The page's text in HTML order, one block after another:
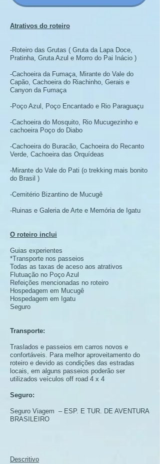
Atrativos do roteiro
-Roteiro das Grutas ( Gruta da Lapa Doce,
Pratinha, Gruta Azul e Morro do Pai Inácio )
-Cachoeira da Fumaça, Mirante do Vale do
Capão, Cachoeira do Riachinho, Gerais e
Canyon da Fumaça
-Poço Azul, Poço Encantado e Rio Paraguaçu
-Cachoeira do Mosquito, Rio Mucugezinho e
cachoeira Poço do Diabo
-Cachoeira do Buracão, Cachoeira do Recanto
Verde, Cachoeira das Orquídeas
-Mirante do Vale do Pati (o trekking mais bonito
do Brasil )
-Cemitério Bizantino de Mucugê
-Ruinas e Galeria de Arte e Memória de Igatu
O roteiro inclui
Guias experientes
*Transporte nos passeios
Todas as taxas de aceso aos atrativos
Flutuação no Poço Azul
Refeições mencionadas no roteiro
Hospedagem em Mucugê
Hospedagem em Igatu
Seguro
Transporte:
Traslados e passeios em carros novos e
confortáveis. Para melhor aproveitamento do
roteiro e devido as condições das estradas
locais, em alguns passeios poderão ser
utilizados veículos off road 4 x 4
Seguro:
Seguro Viagem – ESP. E TUR. DE AVENTURA
BRASILEIRO
Descritivo